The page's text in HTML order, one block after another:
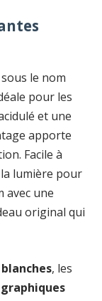
le nom
pour les
et une
apporte
Facile à
la lumière pour
avec une
original qui
, les